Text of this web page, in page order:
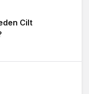
Cilt